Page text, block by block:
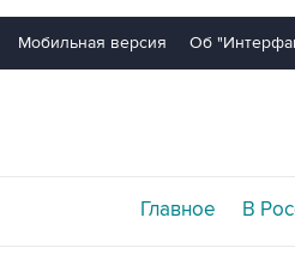
Мобильная версия Об
Главное В